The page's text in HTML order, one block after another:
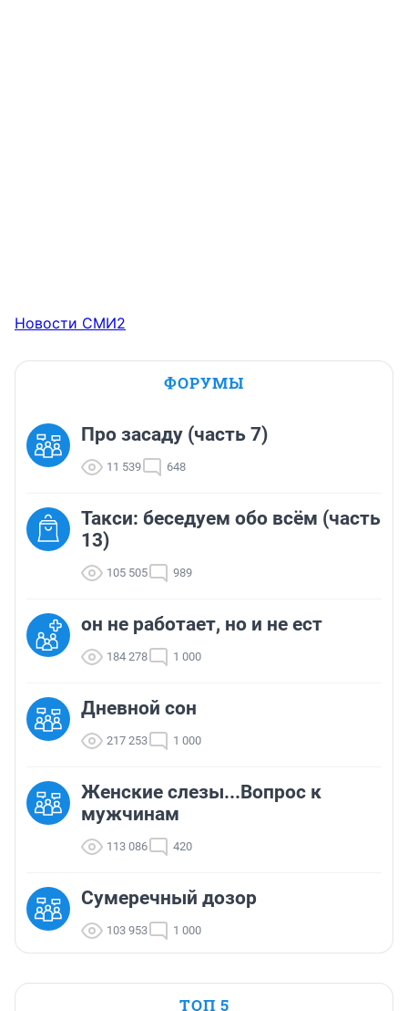
Новости СМИ2
ФОРУМЫ
Про засаду (часть 7)
11 539 648
Такси: беседуем обо всём (часть
13)
105 505 989
он не работает, но и не ест
184 278 1 000
Дневной сон
217 253 1 000
Женские слезы...Вопрос к
мужчинам
113 086 420
Сумеречный дозор
103 953 1 000
ТОП 5